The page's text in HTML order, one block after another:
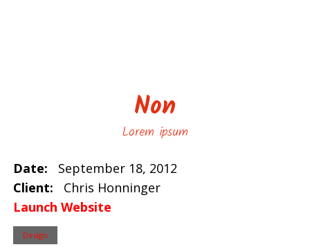
Non
Lorem ipsum
Date: September 18, 2012
Client: Chris Honninger
Launch Website
Design